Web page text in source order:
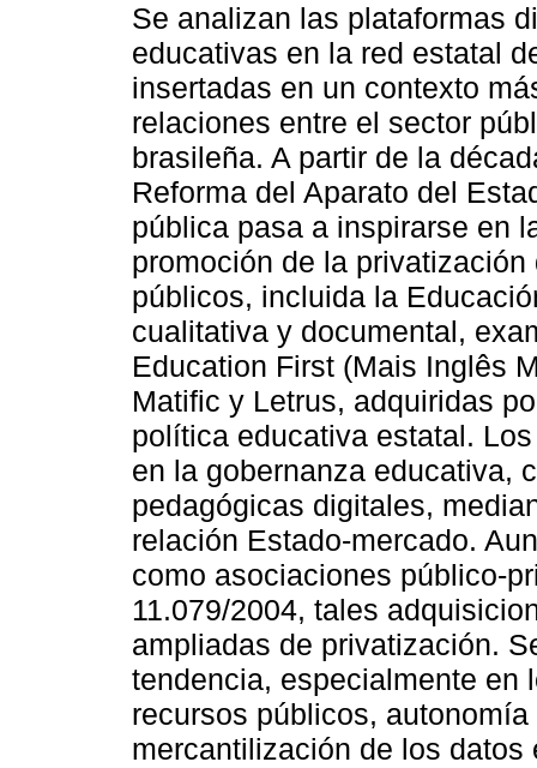
Se analizan las plataformas
educativas en la red estatal
insertadas en un contexto
relaciones entre el sector
brasileña. A partir de la
Reforma del Aparato del
pública pasa a inspirarse en
promoción de la
públicos, incluida la
cualitativa y documental,
Education First (Mais Inglês
Matific y Letrus, adquiridas
política educativa estatal.
en la gobernanza educativa,
pedagógicas digitales,
relación Estado-mercado.
como asociaciones público-
11.079/2004, tales
ampliadas de privatización.
tendencia, especialmente en
recursos públicos,
mercantilización de los datos